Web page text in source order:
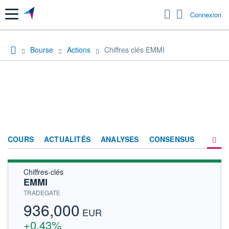
Menu Connexion
Bourse Actions Chiffres clés EMMI
COURS ACTUALITÉS ANALYSES CONSENSUS
Chiffres-clés
EMMI
TRADEGATE
936,000 EUR
+0,43%